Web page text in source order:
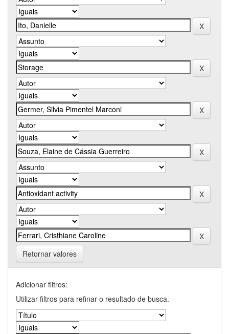
Retornar valores
Adicionar filtros:
Utilizar filtros para refinar o resultado de busca.